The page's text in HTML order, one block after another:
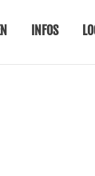
INFOS